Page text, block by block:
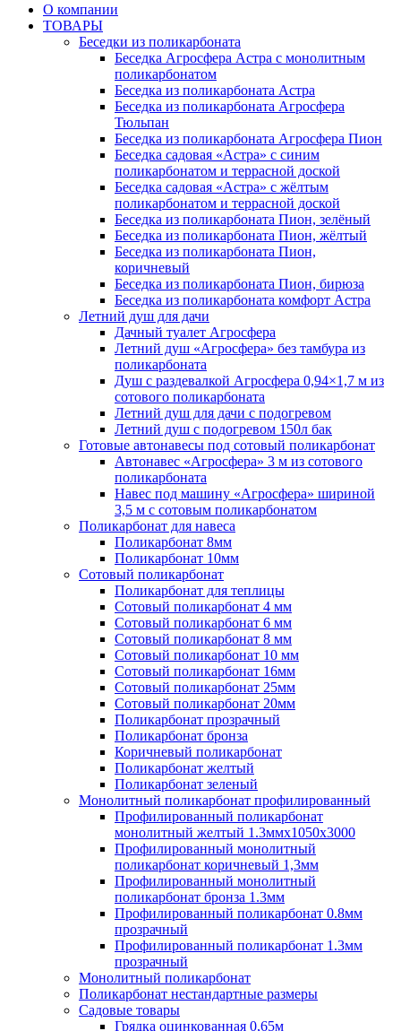
О компании
ТОВАРЫ
Беседки из поликарбоната
Беседка Агросфера Астра с монолитным
поликарбонатом
Беседка из поликарбоната Астра
Беседка из поликарбоната Агросфера
Тюльпан
Беседка из поликарбоната Агросфера Пион
Беседка садовая «Астра» с синим
поликарбонатом и террасной доской
Беседка садовая «Астра» с жёлтым
поликарбонатом и террасной доской
Беседка из поликарбоната Пион, зелёный
Беседка из поликарбоната Пион, жёлтый
Беседка из поликарбоната Пион,
коричневый
Беседка из поликарбоната Пион, бирюза
Беседка из поликарбоната комфорт Астра
Летний душ для дачи
Дачный туалет Агросфера
Летний душ «Агросфера» без тамбура из
поликарбоната
Душ с раздевалкой Агросфера 0,94×1,7 м из
сотового поликарбоната
Летний душ для дачи с подогревом
Летний душ с подогревом 150л бак
Готовые автонавесы под сотовый поликарбонат
Автонавес «Агросфера» 3 м из сотового
поликарбоната
Навес под машину «Агросфера» шириной
3,5 м с сотовым поликарбонатом
Поликарбонат для навеса
Поликарбонат 8мм
Поликарбонат 10мм
Сотовый поликарбонат
Поликарбонат для теплицы
Сотовый поликарбонат 4 мм
Сотовый поликарбонат 6 мм
Сотовый поликарбонат 8 мм
Сотовый поликарбонат 10 мм
Сотовый поликарбонат 16мм
Сотовый поликарбонат 25мм
Сотовый поликарбонат 20мм
Поликарбонат прозрачный
Поликарбонат бронза
Коричневый поликарбонат
Поликарбонат желтый
Поликарбонат зеленый
Монолитный поликарбонат профилированный
Профилированный поликарбонат
монолитный желтый 1.3ммх1050х3000
Профилированный монолитный
поликарбонат коричневый 1,3мм
Профилированный монолитный
поликарбонат бронза 1.3мм
Профилированный поликарбонат 0.8мм
прозрачный
Профилированный поликарбонат 1.3мм
прозрачный
Монолитный поликарбонат
Поликарбонат нестандартные размеры
Садовые товары
Грядка оцинкованная 0,65м